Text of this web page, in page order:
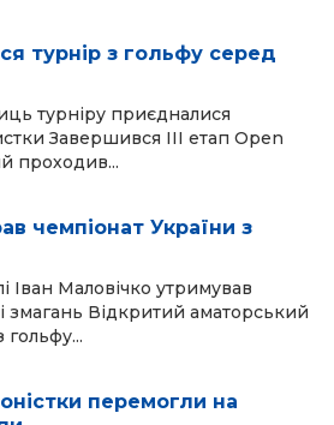
турнір з гольфу серед
турніру приєдналися
Завершився III етап Open
проходив...
чемпіонат України з
Маловічко утримував
змагань Відкритий аматорський
гольфу...
перемогли на